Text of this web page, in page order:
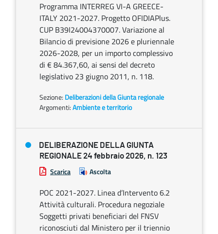
Programma INTERREG VI-A GREECE-
ITALY 2021-2027. Progetto OFIDIAPlus.
CUP B39I24004370007. Variazione al
Bilancio di previsione 2026 e pluriennale
2026-2028, per un importo complessivo
di € 84.367,60, ai sensi del decreto
legislativo 23 giugno 2011, n. 118.
Sezione: Deliberazioni della Giunta regionale
Argomenti:Ambiente e territorio
DELIBERAZIONE DELLA GIUNTA
REGIONALE 24 febbraio 2026, n. 123
Scarica Ascolta
POC 2021-2027. Linea d’Intervento 6.2
Attività culturali. Procedura negoziale
Soggetti privati beneficiari del FNSV
riconosciuti dal Ministero per il triennio